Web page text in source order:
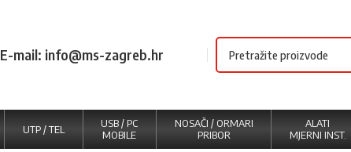
E-mail: info@ms-zagreb.hr
UTP / TEL
USB / PC
MOBILE
NOSAČI / ORMARI
PRIBOR
ALATI
MJERNI INST.